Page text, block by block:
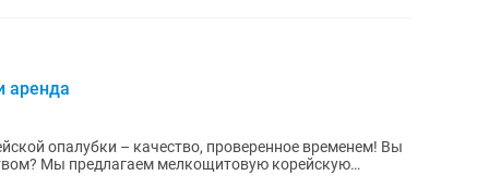
аренда
опалубки – качество, проверенное временем! Вы
Мы предлагаем мелкощитовую корейскую